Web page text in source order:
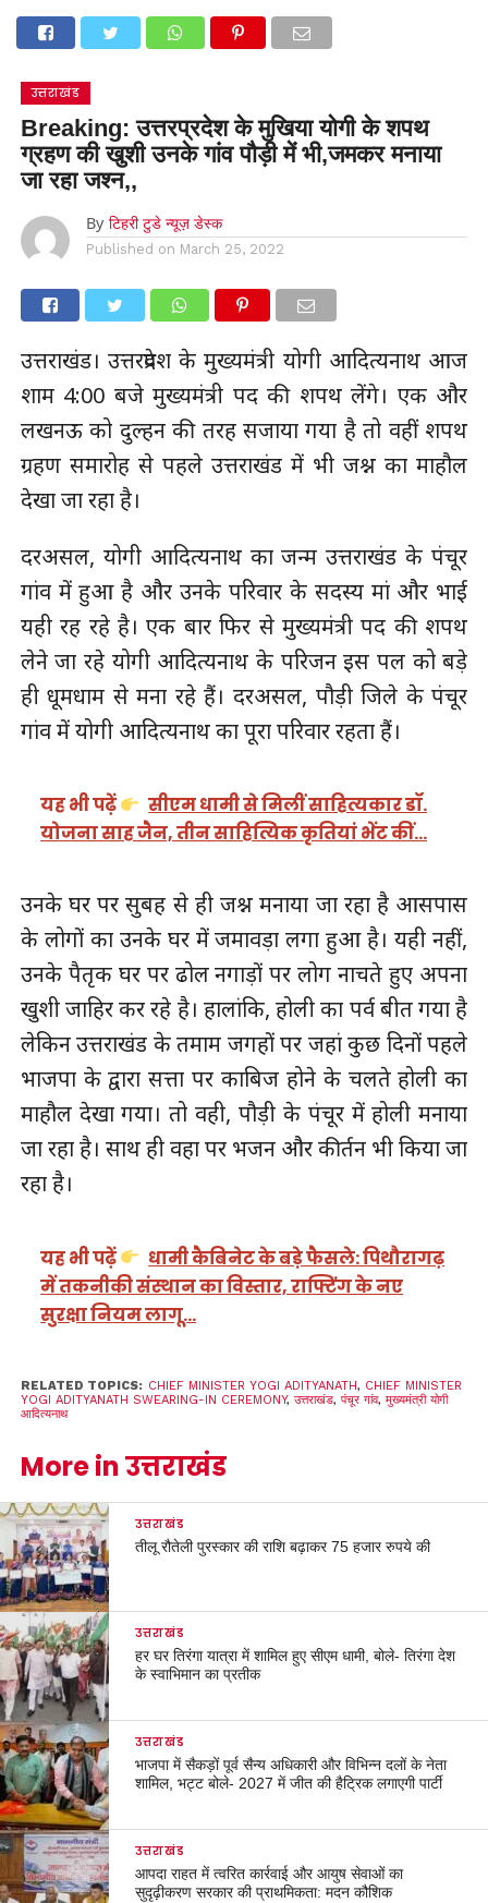
उत्तराखंड
Breaking: उत्तरप्रदेश के मुखिया योगी के शपथ
ग्रहण की खुशी उनके गांव पौड़ी में भी,जमकर मनाया
जा रहा जश्न,,
By टिहरी टुडे न्यूज़ डेस्क
Published on March 25, 2022
उत्तराखंड। उत्तरप्रदेश के मुख्यमंत्री योगी आदित्यनाथ आज
शाम 4:00 बजे मुख्यमंत्री पद की शपथ लेंगे। एक और
लखनऊ को दुल्हन की तरह सजाया गया है तो वहीं शपथ
ग्रहण समारोह से पहले उत्तराखंड में भी जश्न का माहौल
देखा जा रहा है।
दरअसल, योगी आदित्यनाथ का जन्म उत्तराखंड के पंचूर
गांव में हुआ है और उनके परिवार के सदस्य मां और भाई
यही रह रहे है। एक बार फिर से मुख्यमंत्री पद की शपथ
लेने जा रहे योगी आदित्यनाथ के परिजन इस पल को बड़े
ही धूमधाम से मना रहे हैं। दरअसल, पौड़ी जिले के पंचूर
गांव में योगी आदित्यनाथ का पूरा परिवार रहता हैं।
यह भी पढ़ें
सीएम धामी से मिलीं साहित्यकार डॉ.
योजना साह जैन, तीन साहित्यिक कृतियां भेंट कीं…
उनके घर पर सुबह से ही जश्न मनाया जा रहा है आसपास
के लोगों का उनके घर में जमावड़ा लगा हुआ है। यही नहीं,
उनके पैतृक घर पर ढोल नगाड़ों पर लोग नाचते हुए अपना
खुशी जाहिर कर रहे है। हालांकि, होली का पर्व बीत गया है
लेकिन उत्तराखंड के तमाम जगहों पर जहां कुछ दिनों पहले
भाजपा के द्वारा सत्ता पर काबिज होने के चलते होली का
माहौल देखा गया। तो वही, पौड़ी के पंचूर में होली मनाया
जा रहा है। साथ ही वहा पर भजन और कीर्तन भी किया जा
रहा है।
यह भी पढ़ें
धामी कैबिनेट के बड़े फैसले: पिथौरागढ़
में तकनीकी संस्थान का विस्तार, राफ्टिंग के नए
सुरक्षा नियम लागू…
RELATED TOPICS: CHIEF MINISTER YOGI ADITYANATH, CHIEF MINISTER
YOGI ADITYANATH SWEARING-IN CEREMONY, उत्तराखंड, पंचूर गांव, मुख्यमंत्री योगी
आदित्यनाथ
More in उत्तराखंड
उत्तराखंड
तीलू रौतेली पुरस्कार की राशि बढ़ाकर 75 हजार रुपये की
उत्तराखंड
हर घर तिरंगा यात्रा में शामिल हुए सीएम धामी, बोले- तिरंगा देश
के स्वाभिमान का प्रतीक
उत्तराखंड
भाजपा में सैकड़ों पूर्व सैन्य अधिकारी और विभिन्न दलों के नेता
शामिल, भट्ट बोले- 2027 में जीत की हैट्रिक लगाएगी पार्टी
उत्तराखंड
आपदा राहत में त्वरित कार्रवाई और आयुष सेवाओं का
सुदृढ़ीकरण सरकार की प्राथमिकता: मदन कौशिक